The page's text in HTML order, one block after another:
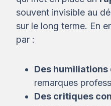
souvent invisible au
sur le long terme. En
par :
Des
remarques
Des critiques